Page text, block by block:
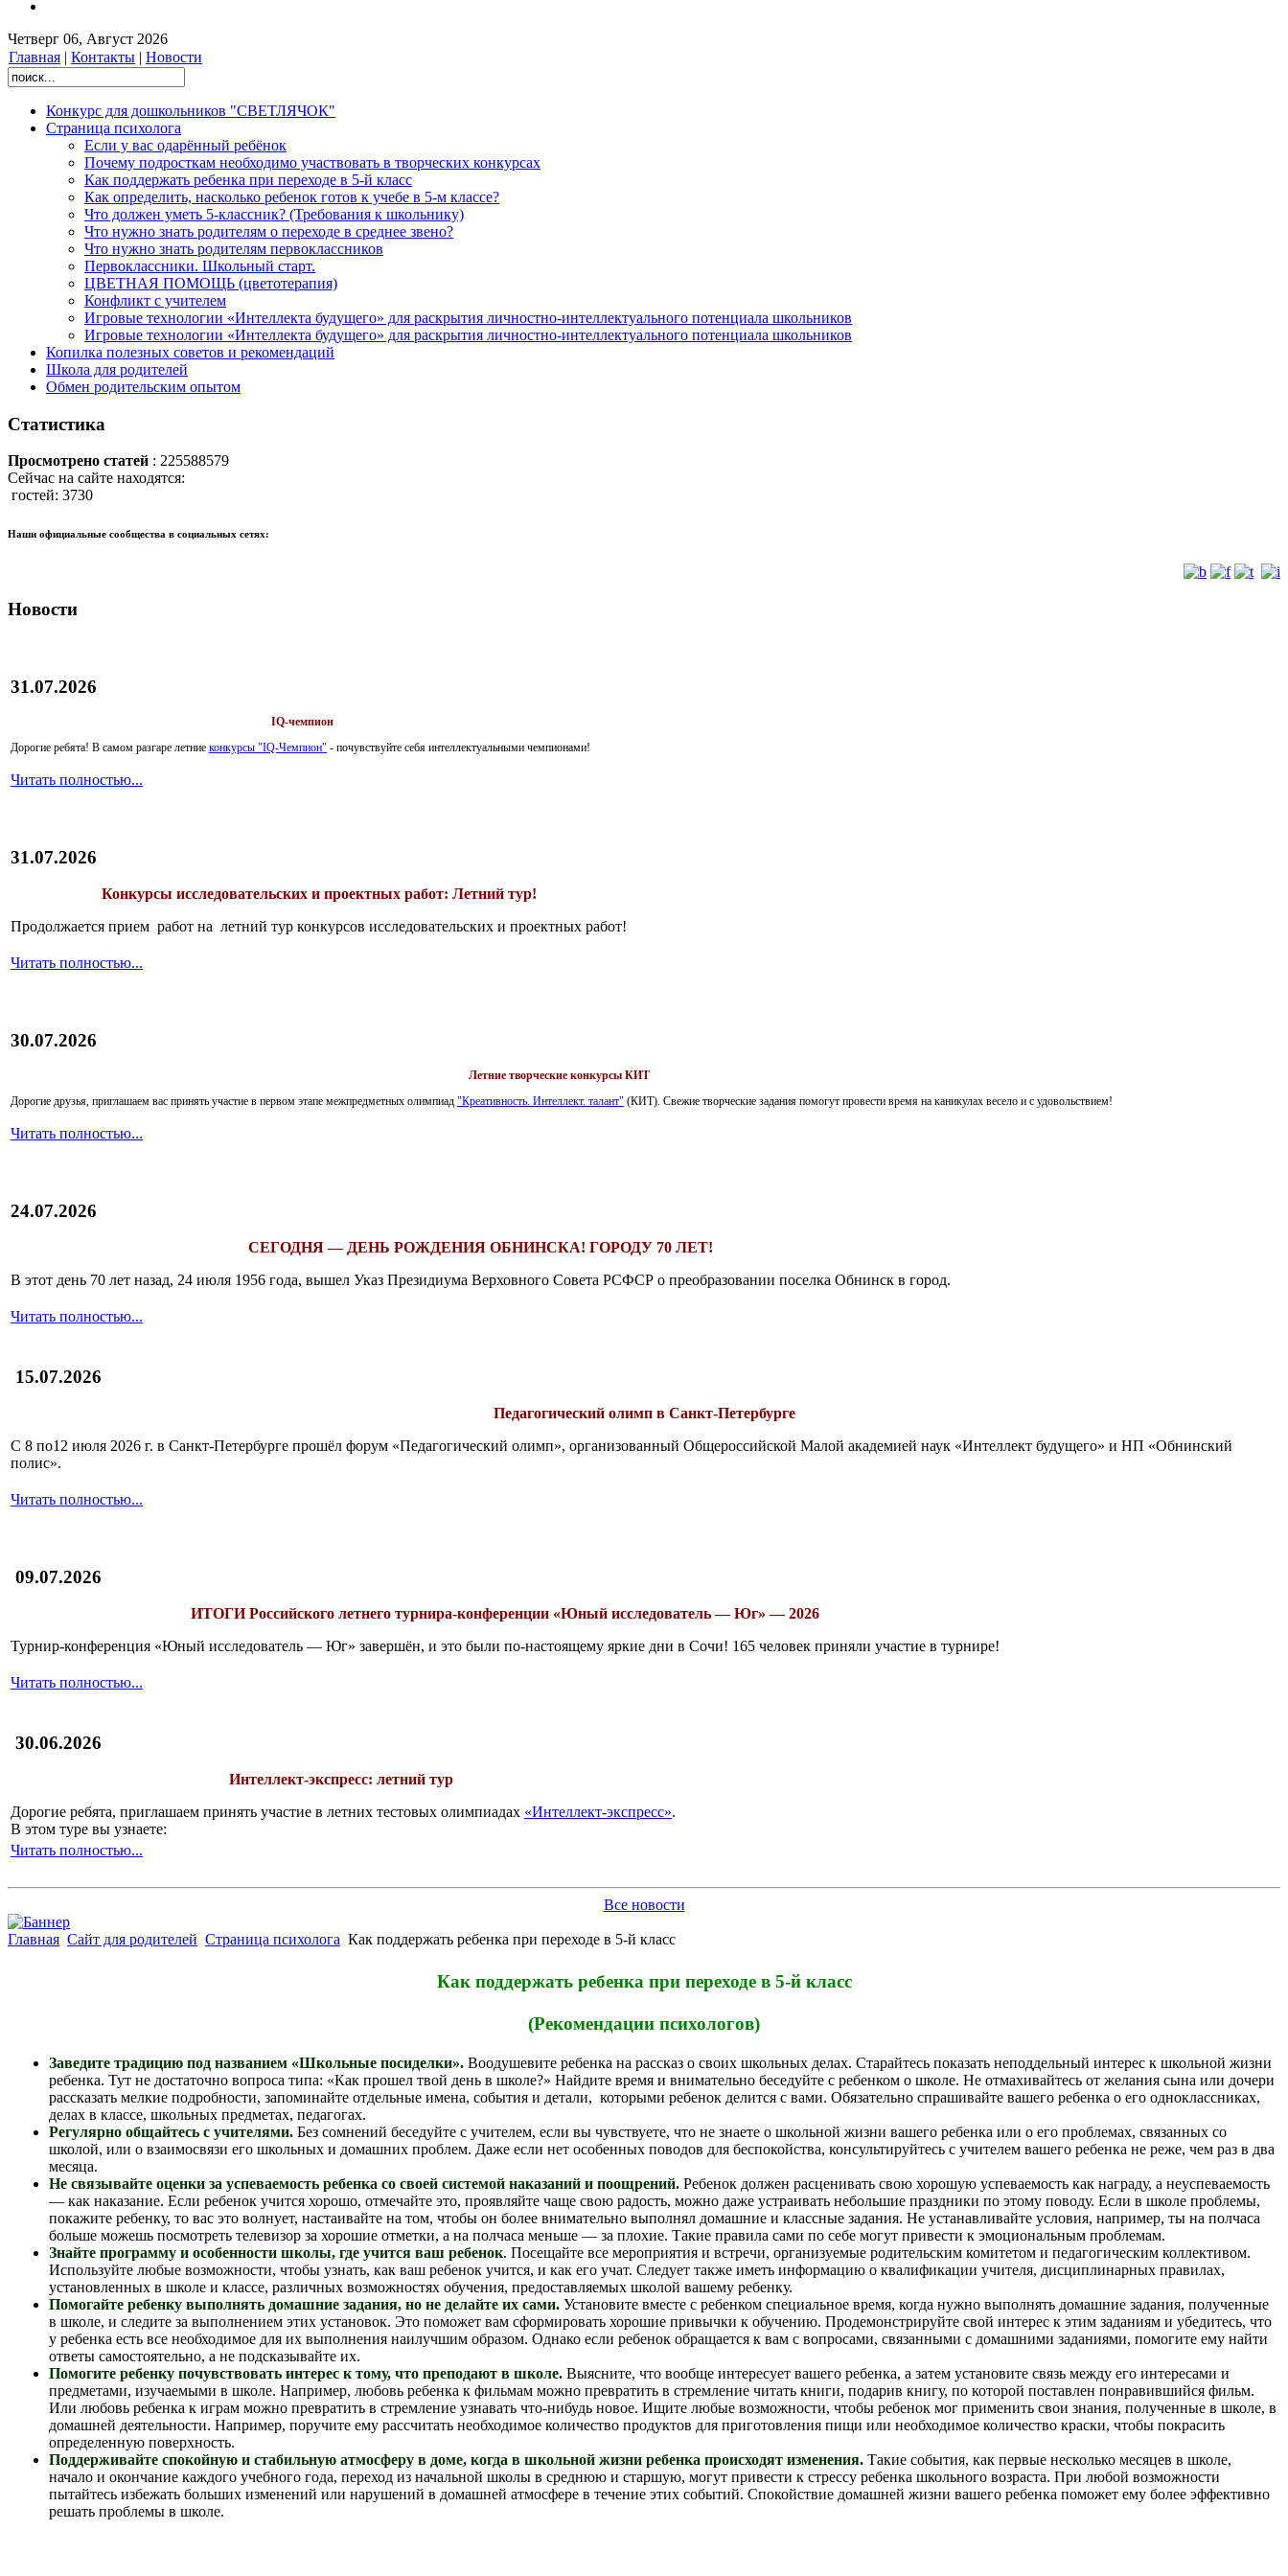
Четверг 06, Август 2026
Главная | Контакты | Новости
Конкурс для дошкольников "СВЕТЛЯЧОК"
Страница психолога
Если у вас одарённый ребёнок
Почему подросткам необходимо участвовать в творческих конкурсах
Как поддержать ребенка при переходе в 5-й класс
Как определить, насколько ребенок готов к учебе в 5-м классе?
Что должен уметь 5-классник? (Требования к школьнику)
Что нужно знать родителям о переходе в среднее звено?
Что нужно знать родителям первоклассников
Первоклассники. Школьный старт.
ЦВЕТНАЯ ПОМОЩЬ (цветотерапия)
Конфликт с учителем
Игровые технологии «Интеллекта будущего» для раскрытия личностно-интеллектуального потенциала школьников
Игровые технологии «Интеллекта будущего» для раскрытия личностно-интеллектуального потенциала школьников
Копилка полезных советов и рекомендаций
Школа для родителей
Обмен родительским опытом
Статистика
Просмотрено статей : 225588579
Сейчас на сайте находятся:
гостей: 3730
Наши официальные сообщества в социальных сетях:
Новости
31.07.2026
IQ-чемпион
Дорогие ребята! В самом разгаре летние конкурсы "IQ-Чемпион" - почувствуйте себя интеллектуальными чемпионами!
Читать полностью...
31.07.2026
Конкурсы исследовательских и проектных работ: Летний тур!
Продолжается прием работ на летний тур конкурсов исследовательских и проектных работ!
Читать полностью...
30.07.2026
Летние творческие конкурсы КИТ
Дорогие друзья, приглашаем вас принять участие в первом этапе межпредметных олимпиад "Креативность. Интеллект. талант" (КИТ). Свежие творческие задания помогут провести время на каникулах весело и с удовольствием!
Читать полностью...
24.07.2026
СЕГОДНЯ — ДЕНЬ РОЖДЕНИЯ ОБНИНСКА! ГОРОДУ 70 ЛЕТ!
В этот день 70 лет назад, 24 июля 1956 года, вышел Указ Президиума Верховного Совета РСФСР о преобразовании поселка Обнинск в город.
Читать полностью...
15.07.2026
Педагогический олимп в Санкт-Петербурге
С 8 по12 июля 2026 г. в Санкт-Петербурге прошёл форум «Педагогический олимп», организованный Общероссийской Малой академией наук «Интеллект будущего» и НП «Обнинский
полис».
Читать полностью...
09.07.2026
ИТОГИРоссийского летнего турнира-конференции «Юный исследователь — Юг» — 2026
Турнир-конференция «Юный исследователь — Юг» завершён, и это были по-настоящему яркие дни в Сочи! 165 человек приняли участие в турнире!
Читать полностью...
30.06.2026
Интеллект-экспресс: летний тур
Дорогие ребята, приглашаем принять участие в летних тестовых олимпиадах «Интеллект-экспресс».
В этом туре вы узнаете:
Читать полностью...
Все новости
Главная Сайт для родителей Страница психолога Как поддержать ребенка при переходе в 5-й класс
Как поддержать ребенка при переходе в 5-й класс
(Рекомендации психологов)
Заведите традицию под названием «Школьные посиделки». Воодушевите ребенка на рассказ о своих школьных делах. Старайтесь показать неподдельный интерес к школьной жизни
ребенка. Тут не достаточно вопроса типа: «Как прошел твой день в школе?» Найдите время и внимательно беседуйте с ребенком о школе. Не отмахивайтесь от желания сына или дочери
рассказать мелкие подробности, запоминайте отдельные имена, события и детали, которыми ребенок делится с вами. Обязательно спрашивайте вашего ребенка о его одноклассниках,
делах в классе, школьных предметах, педагогах.
Регулярно общайтесь с учителями. Без сомнений беседуйте с учителем, если вы чувствуете, что не знаете о школьной жизни вашего ребенка или о его проблемах, связанных со
школой, или о взаимосвязи его школьных и домашних проблем. Даже если нет особенных поводов для беспокойства, консультируйтесь с учителем вашего ребенка не реже, чем раз в два
месяца.
Не связывайте оценки за успеваемость ребенка со своей системой наказаний и поощрений. Ребенок должен расценивать свою хорошую успеваемость как награду, а неуспеваемость
— как наказание. Если ребенок учится хорошо, отмечайте это, проявляйте чаще свою радость, можно даже устраивать небольшие праздники по этому поводу. Если в школе проблемы,
покажите ребенку, то вас это волнует, настаивайте на том, чтобы он более внимательно выполнял домашние и классные задания. Не устанавливайте условия, например, ты на полчаса
больше можешь посмотреть телевизор за хорошие отметки, а на полчаса меньше — за плохие. Такие правила сами по себе могут привести к эмоциональным проблемам.
Знайте программу и особенности школы, где учится ваш ребенок. Посещайте все мероприятия и встречи, организуемые родительским комитетом и педагогическим коллективом.
Используйте любые возможности, чтобы узнать, как ваш ребенок учится, и как его учат. Следует также иметь информацию о квалификации учителя, дисциплинарных правилах,
установленных в школе и классе, различных возможностях обучения, предоставляемых школой вашему ребенку.
Помогайте ребенку выполнять домашние задания, но не делайте их сами. Установите вместе с ребенком специальное время, когда нужно выполнять домашние задания, полученные
в школе, и следите за выполнением этих установок. Это поможет вам сформировать хорошие привычки к обучению. Продемонстрируйте свой интерес к этим заданиям и убедитесь, что
у ребенка есть все необходимое для их выполнения наилучшим образом. Однако если ребенок обращается к вам с вопросами, связанными с домашними заданиями, помогите ему найти
ответы самостоятельно, а не подсказывайте их.
Помогите ребенку почувствовать интерес к тому, что преподают в школе. Выясните, что вообще интересует вашего ребенка, а затем установите связь между его интересами и
предметами, изучаемыми в школе. Например, любовь ребенка к фильмам можно превратить в стремление читать книги, подарив книгу, по которой поставлен понравившийся фильм.
Или любовь ребенка к играм можно превратить в стремление узнавать что-нибудь новое. Ищите любые возможности, чтобы ребенок мог применить свои знания, полученные в школе, в
домашней деятельности. Например, поручите ему рассчитать необходимое количество продуктов для приготовления пищи или необходимое количество краски, чтобы покрасить
определенную поверхность.
Поддерживайте спокойную и стабильную атмосферу в доме, когда в школьной жизни ребенка происходят изменения. Такие события, как первые несколько месяцев в школе,
начало и окончание каждого учебного года, переход из начальной школы в среднюю и старшую, могут привести к стрессу ребенка школьного возраста. При любой возможности
пытайтесь избежать больших изменений или нарушений в домашней атмосфере в течение этих событий. Спокойствие домашней жизни вашего ребенка поможет ему более эффективно
решать проблемы в школе.